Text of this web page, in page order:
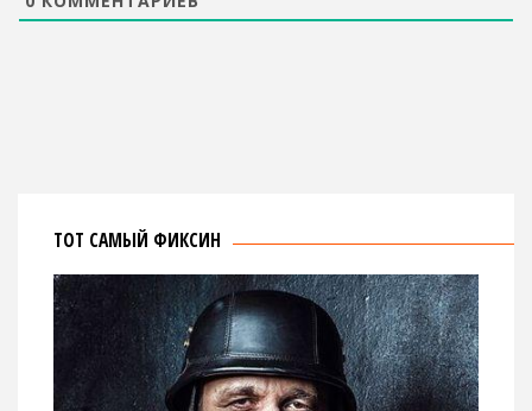
ТОТ САМЫЙ ФИКСИН